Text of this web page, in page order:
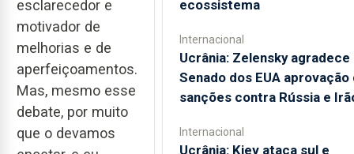
esclarecedor e
motivador de
melhorias e de
aperfeiçoamentos.
Mas, mesmo esse
debate, por muito
que o devamos
ecossistema
Internacional
Ucrânia: Zelensky agradece
Senado dos EUA aprovação
sanções contra Rússia e
Internacional
Ucrânia: Kiev ataca sul e